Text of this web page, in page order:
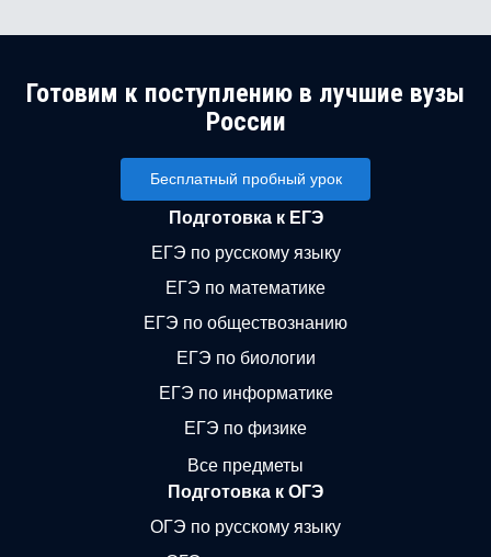
Готовим к поступлению в лучшие вузы
России
Бесплатный пробный урок
Подготовка к ЕГЭ
ЕГЭ по русскому языку
ЕГЭ по математике
ЕГЭ по обществознанию
ЕГЭ по биологии
ЕГЭ по информатике
ЕГЭ по физике
Все предметы
Подготовка к ОГЭ
ОГЭ по русскому языку